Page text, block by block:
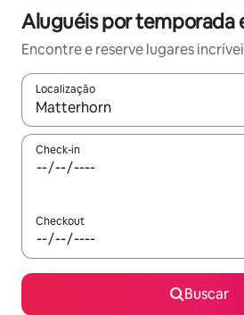
Aluguéis por temporada
Encontre e reserve lugares
Localização
Quando os resultados estiverem
Check-in
Checkout
Buscar